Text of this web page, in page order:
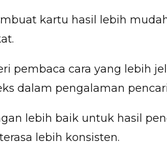
kartu hasil lebih
pembaca cara yang lebih
dalam pengalaman
lebih baik untuk hasil
lebih konsisten.